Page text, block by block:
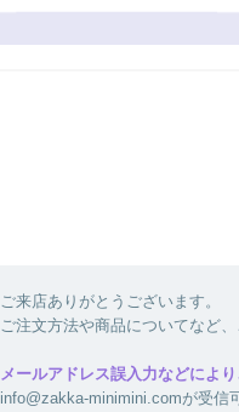
ご来店ありがとうございます。
ご注文方法や商品についてなど
メールアドレス誤入力などによ
info@zakka-minimini.comが受信